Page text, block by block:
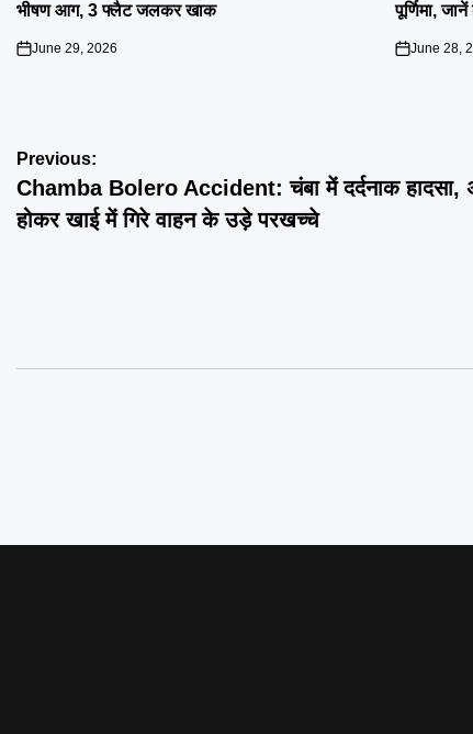
भीषण आग, 3 फ्लैट जलकर खाक
on
June 29, 2026
पूर्णिमा,
on
June 28,
Post
navigation
Previous:
Chamba Bolero Accident: चंबा में दर्दनाक हादसा,
होकर खाई में गिरे वाहन के उड़े परखच्चे